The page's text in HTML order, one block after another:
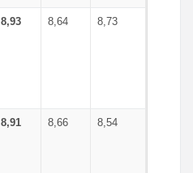
8,93 8,64 8,73
8,91 8,66 8,54